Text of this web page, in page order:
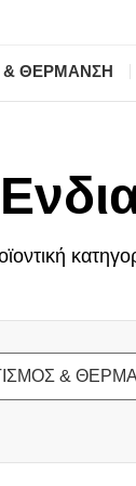
& ΘΕΡΜΑΝΣΗ
&